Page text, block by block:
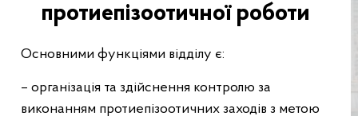
протиепізоотичної роботи
Основними функціями відділу є:
– організація та здійснення контролю за
виконанням протиепізоотичних заходів з метою